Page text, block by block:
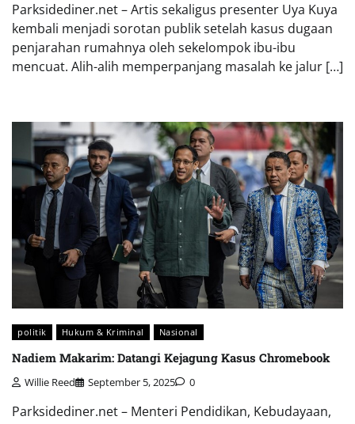
Parksidediner.net – Artis sekaligus presenter Uya Kuya
kembali menjadi sorotan publik setelah kasus dugaan
penjarahan rumahnya oleh sekelompok ibu-ibu
mencuat. Alih-alih memperpanjang masalah ke jalur […]
politik Hukum & Kriminal Nasional
Nadiem Makarim: Datangi Kejagung Kasus Chromebook
Willie Reed September 5, 2025 0
Parksidediner.net – Menteri Pendidikan, Kebudayaan,